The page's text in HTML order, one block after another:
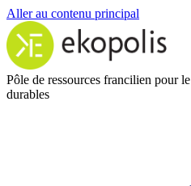
Aller au contenu principal
Pôle de ressources francilien pour
durables